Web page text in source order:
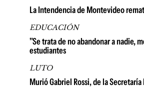
La Intendencia de Montevideo
EDUCACIÓN
"Se trata de no abandonar a nadie,
estudiantes
LUTO
Murió Gabriel Rossi, de la